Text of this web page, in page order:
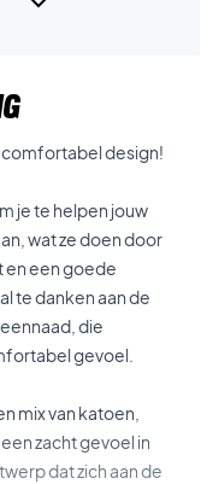
comfortabel design!
je te helpen jouw
wat ze doen door
en een goede
te danken aan de
die
gevoel.
mix van katoen,
zacht gevoel in
dat zich aan de